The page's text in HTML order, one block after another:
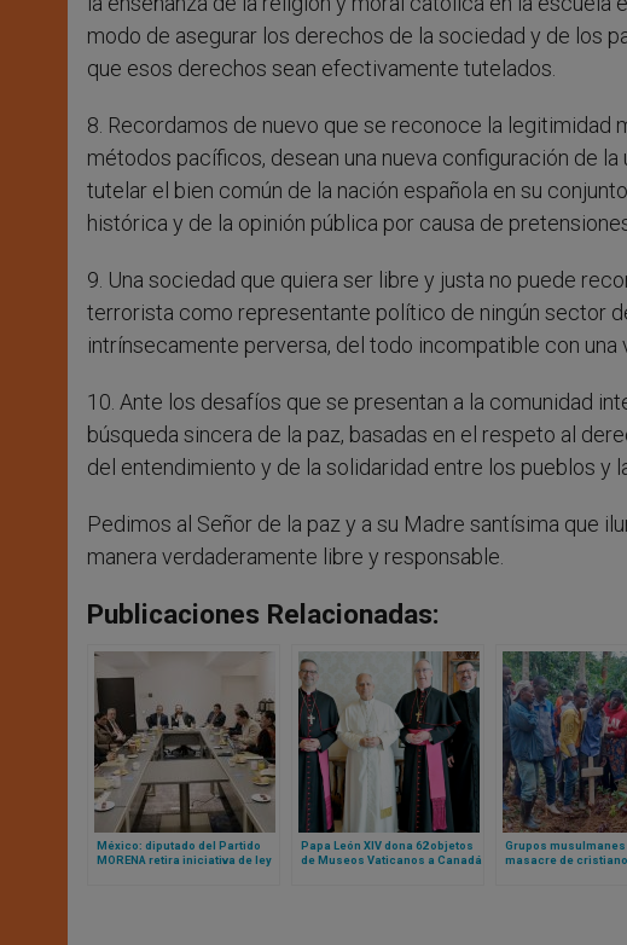
modo de asegurar los derechos de la sociedad y de los
que esos derechos sean efectivamente tutelados.
8. Recordamos de nuevo que se reconoce la legitimidad
métodos pacíficos, desean una nueva configuración de
tutelar el bien común de la nación española en su
histórica y de la opinión pública por causa de
9. Una sociedad que quiera ser libre y justa no puede
terrorista como representante político de ningún sector
intrínsecamente perversa, del todo incompatible con una
10. Ante los desafíos que se presentan a la comunidad
búsqueda sincera de la paz, basadas en el respeto al
del entendimiento y de la solidaridad entre los pueblos y
Pedimos al Señor de la paz y a su Madre santísima que
manera verdaderamente libre y responsable.
Publicaciones Relacionadas:
México: diputado del Partido
MORENA retira iniciativa de ley
Papa León XIV dona 62 objetos
de Museos Vaticanos a Canadá
Grupos
masacre de